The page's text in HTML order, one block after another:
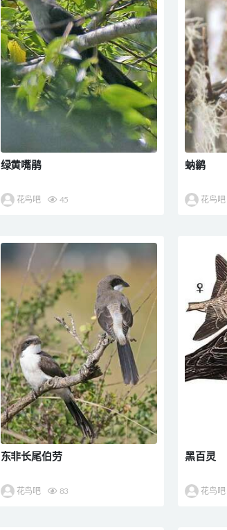
绿黄嘴鹃
花鸟吧 45
蚋鹟
花鸟吧
东非长尾伯劳
花鸟吧 83
黑百灵
花鸟吧